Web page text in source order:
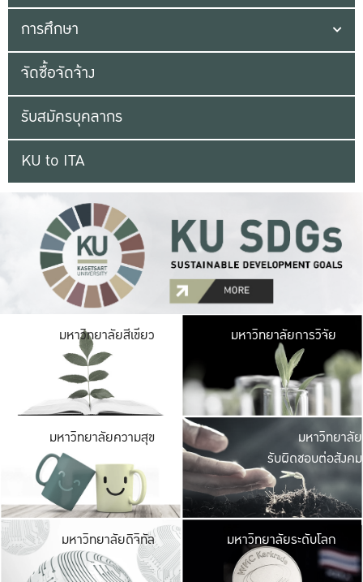
การศึกษา
จัดซื้อจัดจ้าง
รับสมัครบุคลากร
KU to ITA
มหาวิทยาลัยสีเขียว มหาวิ
มีพื้นที่เขียวสดใส
เป็นป่าในเมือง เกษต
มหาวิทยาลัยการวิจัย
มหาวิทยาลัยความสุข มหาวิ
ค
เปิดประ
และพบเรื่องราวใ
มหาวิทยาลัย
รับผิดชอบต่อสังคม
มหาวิทยาลัยดิจิทัล มหาวิ
เปลี่ยนแปลง แล
มหาวิทยาลัยระดับโลก